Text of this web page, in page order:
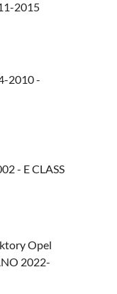
2015
2010 -
- E CLASS
Opel
2022-